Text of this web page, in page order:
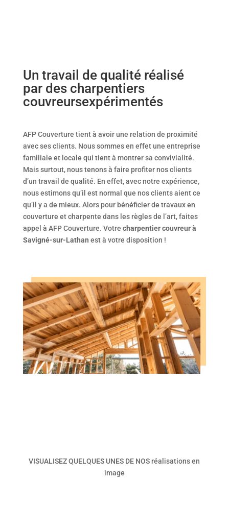
Un travail de qualité réalisé
par des charpentiers
couvreursexpérimentés
AFP Couverture tient à avoir une relation de proximité
avec ses clients. Nous sommes en effet une entreprise
familiale et locale qui tient à montrer sa convivialité.
Mais surtout, nous tenons à faire profiter nos clients
d’un travail de qualité. En effet, avec notre expérience,
nous estimons qu’il est normal que nos clients aient ce
qu’il y a de mieux. Alors pour bénéficier de travaux en
couverture et charpente dans les règles de l’art, faites
appel à AFP Couverture. Votre charpentier couvreur à
Savigné-sur-Lathan est à votre disposition !
VISUALISEZ QUELQUES UNES DE NOS réalisationsen
image